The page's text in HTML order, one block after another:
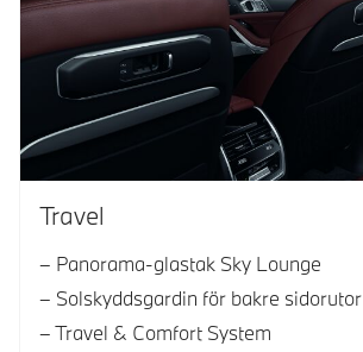
Travel
Panorama-glastak Sky Lounge
Solskyddsgardin för bakre sidorutor
Travel & Comfort System